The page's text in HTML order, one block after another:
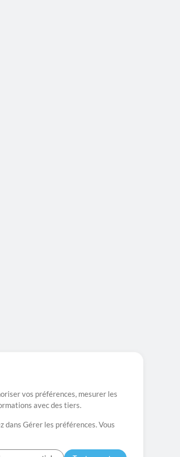
vos préférences, mesurer les
avec des tiers.
dans Gérer les préférences. Vous